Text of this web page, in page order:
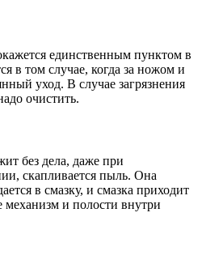
единственным пунктом в
в том случае, когда за ножом и
уход. В случае загрязнения
очистить.
без дела, даже при
скапливается пыль. Она
в смазку, и смазка приходит
механизм и полости внутри